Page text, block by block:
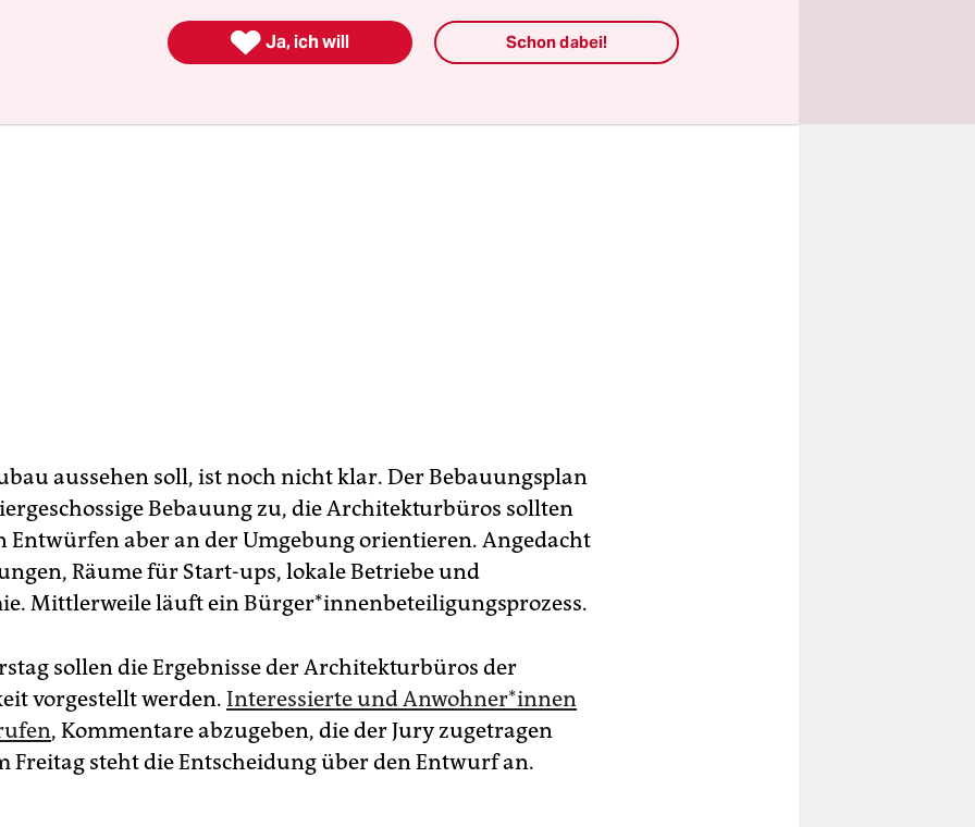
aussehen soll, ist noch nicht klar. Der Bebauungsplan
Bebauung zu, die Architekturbüros sollten
Entwürfen aber an der Umgebung orientieren. Angedacht
Räume für Start-ups, lokale Betriebe und
Mittlerweile läuft ein Bürger*innenbeteili­gungsprozess.
sollen die Ergebnisse der Architekturbüros der
vorgestellt werden. Interessierte und Anwohner*innen
, Kommentare abzugeben, die der Jury zugetragen
Freitag steht die Entscheidung über den Entwurf an.
 Ja, ich will Schon dabei!